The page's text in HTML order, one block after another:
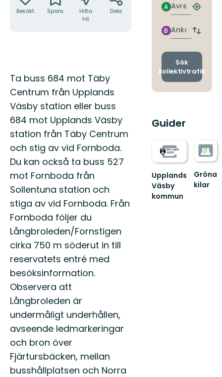
Besökt Spara
Hitta
hit
Dela
Beskrivning
Ta buss 684 mot Täby
Centrum från Upplands
Väsby station eller buss
684 mot Upplands Väsby
station från Täby Centrum
och stig av vid Fornboda.
Du kan också ta buss 527
mot Fornboda från
Sollentuna station och
stiga av vid Fornboda. Från
Fornboda följer du
Långbroleden/Fornstigen
cirka 750 m söderut in till
reservatets entré med
besöksinformation.
Observera att
Långbroleden är
undermåligt underhållen,
avseende ledmarkeringar
och bron över
Fjärtursbäcken, mellan
busshållplatsen och Norra
Avresa
A
Hitta
Ankomst
B
Byt
och
Sök
kollektivtrafik
Guider
Upplands
Väsby
kommun
Gröna
kilar